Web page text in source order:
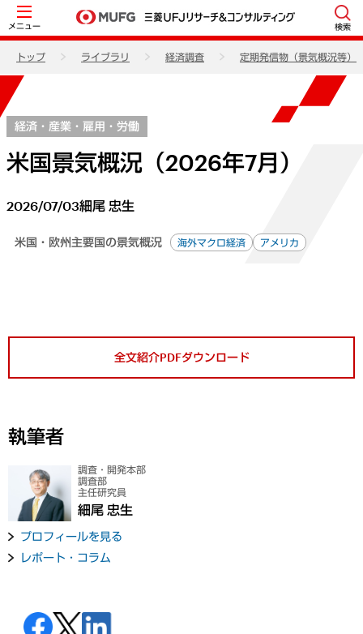
メニュー 検索
トップ ライブラリ 経済調査 定期発信物（景気概況等）
経済・産業・雇用・労働
米国景気概況（2026年7月）
2026/07/03細尾 忠生
米国・欧州主要国の景気概況 海外マクロ経済 アメリカ
全文紹介PDFダウンロード
執筆者
調査・開発本部
調査部
主任研究員
細尾 忠生
プロフィールを見る
レポート・コラム